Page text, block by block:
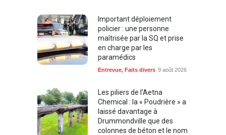
Important déploiement
policier : une personne
maîtrisée par la SQ et prise
en charge par les
paramédics
Entrevue, Faits divers 9 août 2026
Les piliers de l’Aetna
Chemical : la « Poudrière » a
laissé davantage à
Drummondville que des
colonnes de béton et le nom